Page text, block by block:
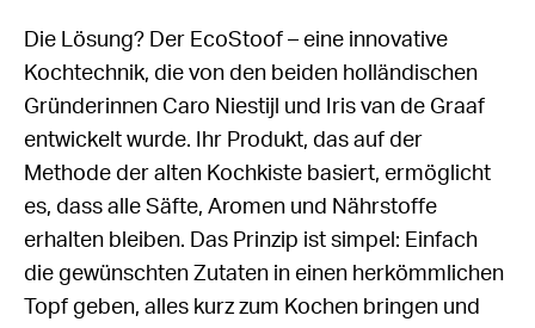
Die Lösung? Der EcoStoof – eine innovative
Kochtechnik, die von den beiden holländischen
Gründerinnen Caro Niestijl und Iris van de Graaf
entwickelt wurde. Ihr Produkt, das auf der
Methode der alten Kochkiste basiert, ermöglicht
es, dass alle Säfte, Aromen und Nährstoffe
erhalten bleiben. Das Prinzip ist simpel: Einfach
die gewünschten Zutaten in einen herkömmlichen
Topf geben, alles kurz zum Kochen bringen und